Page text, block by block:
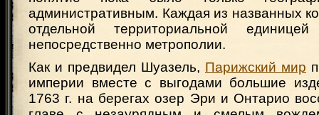
административным. Каждая из названных
отдельной территориальной
непосредственно метрополии.
Как и предвидел Шуазель, Парижский мир
империи вместе с выгодами большие
1763 г. на берегах озер Эри и Онтарио